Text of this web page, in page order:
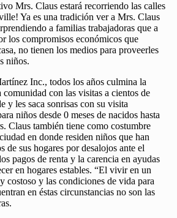
Mrs. Claus estará recorriendo las calles
Ya es una tradición ver a Mrs. Claus
a familias trabajadoras que a
los compromisos económicos que
no tienen los medios para proveerles
niños.
Inc., todos los años culmina la
comunidad con las visitas a cientos de
y les saca sonrisas con su visita
niños desde 0 meses de nacidos hasta
Claus también tiene como costumbre
en donde residen niños que han
de sus hogares por desalojos ante el
pagos de renta y la carencia en ayudas
en hogares estables. “El vivir en un
costoso y las condiciones de vida para
en éstas circunstancias no son las